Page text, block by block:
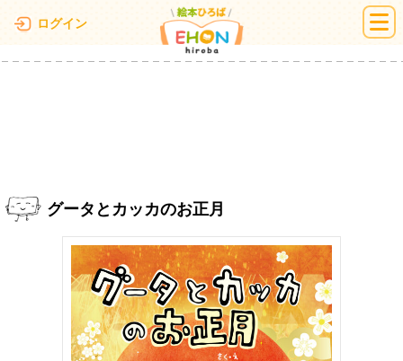
ログイン 絵本ひろば
グータとカッカのお正月